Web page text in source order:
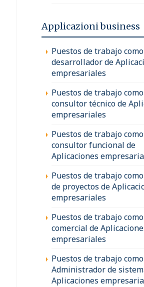
Applicazioni business
Puestos de trabajo como
desarrollador de
empresariales
Puestos de trabajo como
consultor técnico de
empresariales
Puestos de trabajo como
consultor funcional de
Aplicaciones
Puestos de trabajo
de proyectos de
empresariales
Puestos de trabajo
comercial de
empresariales
Puestos de trabajo como
Administrador de
Aplicaciones